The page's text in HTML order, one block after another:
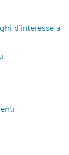
d'interesse a